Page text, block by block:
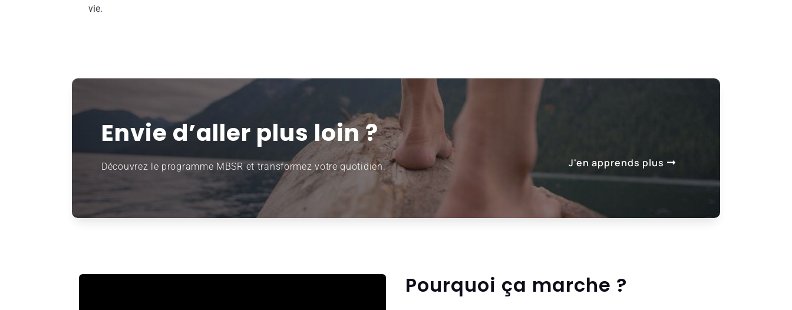
vie.
Envie d’aller plus loin ?
Découvrez le programme MBSR et transformez votre quotidien. J'en apprends plus
Pourquoi ça marche ?